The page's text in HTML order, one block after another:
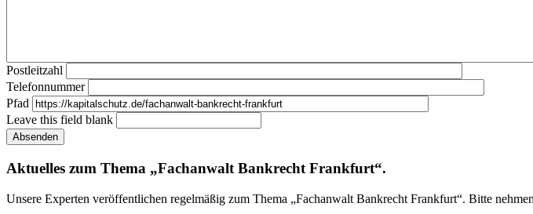
Postleitzahl
Telefonnummer
Pfad
Leave this field blank
Absenden
Aktuelles zum Thema „Fachanwalt Bankrecht Frankfurt“.
Unsere Experten veröffentlichen regelmäßig zum Thema „Fachanwalt Bankrecht Frankfurt“. Bitte